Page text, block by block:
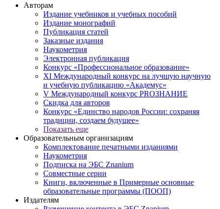
Авторам
Издание учебников и учебных пособий
Издание монографий
Публикация статей
Заказные издания
Наукометрия
Электронная публикация
Конкурс «Профессиональное образование»
XI Международный конкурс на лучшую научную
и учебную публикацию «Академус»
V Международный конкурс PROЗНАНИЕ
Скидка для авторов
Конкурс «Единство народов России: сохраняя
традиции, создаем будущее»
Показать еще
Образовательным организациям
Комплектование печатными изданиями
Наукометрия
Подписка на ЭБС Znanium
Совместные серии
Книги, включенные в Примерные основные
образовательные программы (ПООП)
Издателям